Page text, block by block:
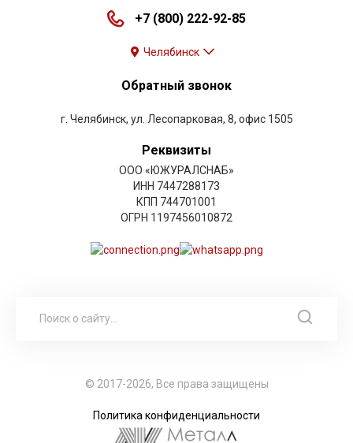
+7 (800) 222-92-85
Челябинск
Обратный звонок
г. Челябинск, ул. Лесопарковая, 8, офис 1505
Реквизиты
ООО «ЮЖУРАЛСНАБ»
ИНН 7447288173
КПП 744701001
ОГРН 1197456010872
© 2017-2026, Все права защищены
Политика конфиденциальности